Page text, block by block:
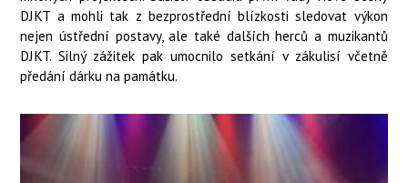
DJKT a mohli tak z bezprostřední blízkosti sledovat výkon
nejen ústřední postavy, ale také dalších herců a muzikantů
DJKT. Silný zážitek pak umocnilo setkání v zákulisí včetně
předání dárku na památku.